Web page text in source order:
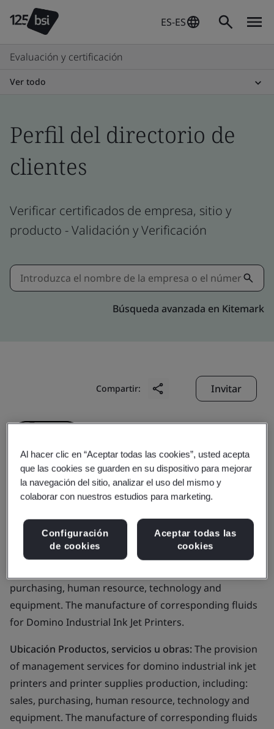
ES-ES
Evaluación y certificación
Ver todo
Perfil del directorio de
clientes
Verificar certificados de empresa, sitio y
producto - Validación y Verificación
Búsqueda avanzada en Kitemark
Compartir: Invitar
Domino China Limited
Alcance del negocio:The provision of management
services for domino industrial ink jet printers and
purchasing, human resource, technology and
equipment. The manufacture of corresponding fluids
for Domino Industrial Ink Jet Printers.
Ubicación Productos, servicios u obras:The provision
of management services for domino industrial ink jet
printers and printer supplies production, including:
sales, purchasing, human resource, technology and
equipment. The manufacture of corresponding fluids
Al hacer clic en “Aceptar todas las cookies”, usted acepta
que las cookies se guarden en su dispositivo para mejorar
la navegación del sitio, analizar el uso del mismo y
colaborar con nuestros estudios para marketing.
Configuración
de cookies
Aceptar todas las
cookies